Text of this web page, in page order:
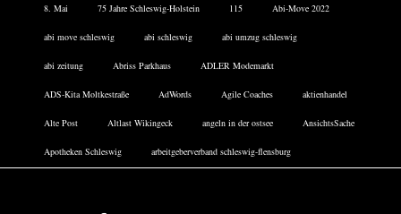
8. Mai 75 Jahre Schleswig-Holstein 115 Abi-Move 2022
abi move schleswig abi schleswig abi umzug schleswig
abi zeitung Abriss Parkhaus ADLER Modemarkt
ADS-Kita Moltkestraße AdWords Agile Coaches aktienhandel
Alte Post Altlast Wikingeck angeln in der ostsee AnsichtsSache
Apotheken Schleswig arbeitgeberverband schleswig-flensburg